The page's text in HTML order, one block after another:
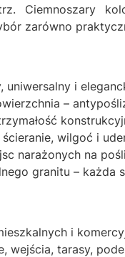
Ciemnoszary
zarówno
uniwersalny i
–
wilgoć i
narażonych na
granitu – każda
i
wejścia, tarasy,